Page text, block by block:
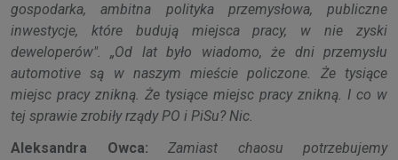
gospodarka, ambitna polityka przemysłowa, publiczne
inwestycje, które budują miejsca pracy, w nie zyski
deweloperów". „Od lat było wiadomo, że dni przemysłu
automotive są w naszym mieście policzone. Że tysiące
miejsc pracy znikną. Że tysiące miejsc pracy znikną. I co w
tej sprawie zrobiły rządy PO i PiSu? Nic.
Aleksandra Owca:
Zamiast chaosu potrzebujemy